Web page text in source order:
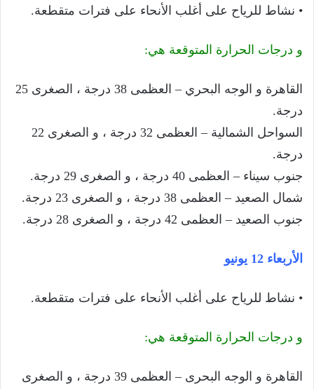
• نشاط للرياح على أغلب الأنحاء على فترات متقطعة.
و درجات الحرارة المتوقعة هي:
القاهرة و الوجه البحري – العظمى 38 درجة ، الصغرى 25
درجة.
السواحل الشمالية – العظمى 32 درجة ، و الصغرى 22
درجة.
جنوب سيناء – العظمى 40 درجة ، و الصغرى 29 درجة.
شمال الصعيد – العظمى 38 درجة ، و الصغرى 23 درجة.
جنوب الصعيد – العظمى 42 درجة ، و الصغرى 28 درجة.
الأربعاء 12 يونيو
• نشاط للرياح على أغلب الأنحاء على فترات متقطعة.
و درجات الحرارة المتوقعة هي:
القاهرة و الوجه البحرى – العظمى 39 درجة ، و الصغرى